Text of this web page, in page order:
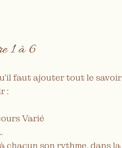
1 à 6
faut ajouter tout le savoir
:
Varié
chacun son rythme, dans la